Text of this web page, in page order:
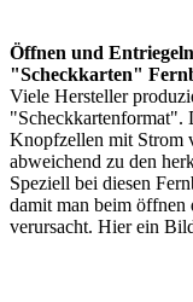
Öffnen und
"Scheckkarten"
Viele Hersteller
"Scheckkartenformat".
Knopfzellen mit Strom
abweichend zu den
Speziell bei diesen
damit man beim öffnen
verursacht. Hier ein